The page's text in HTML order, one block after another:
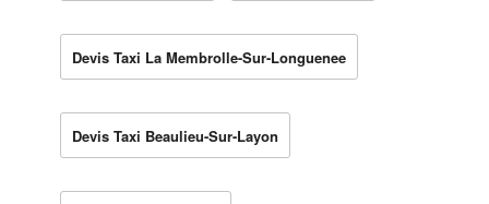
Devis Taxi La Membrolle-Sur-Longuenee
Devis Taxi Beaulieu-Sur-Layon